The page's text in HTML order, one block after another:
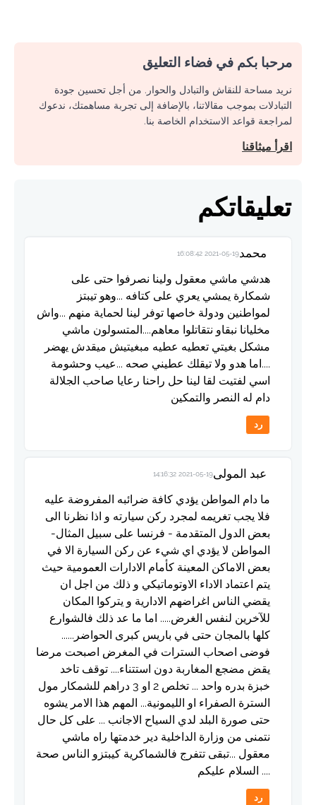
مرحبا بكم في فضاء التعليق
نريد مساحة للنقاش والتبادل والحوار. من أجل تحسين جودة
التبادلات بموجب مقالاتنا، بالإضافة إلى تجربة مساهمتك، ندعوك
لمراجعة قواعد الاستخدام الخاصة بنا.
اقرأ ميثاقنا
تعليقاتكم
محمد2021-05-19 16:08:42
هدشي ماشي معقول ولينا نصرفوا حتى على
شمكارة يمشي يعري على كتافه ...وهو تيبتز
لمواطنين ودولة خاصها توفر لينا لحماية منهم ...واش
مخليانا نبقاو نتقاتلوا معاهم....المتسولون ماشي
مشكل بغيتي تعطيه عطيه مبغيتيش ميقدش يهضر
....اما هدو ولا تيقلك عطيني صحه ...عيب وحشومة
اسي لفتيت لقا لينا حل راحنا رعايا صاحب الجلالة
دام له النصر والتمكين
رد
عبد المولى2021-05-19 14:16:32
ما دام المواطن يؤدي كافة ضرائبه المفروضة عليه
فلا يجب تغريمه لمجرد ركن سيارته و اذا نظرنا الى
بعض الدول المتقدمة - فرنسا على سبيل المثال-
المواطن لا يؤدي اي شيء عن ركن السيارة الا في
بعض الاماكن المعينة كأمام الادارات العمومية حيث
يتم اعتماد الاداء الاوتوماتيكي و ذلك من اجل ان
يقضي الناس اغراضهم الادارية و يتركوا المكان
للآخرين لنفس الغرض..... اما ما عد ذلك فالشوارع
كلها بالمجان حتى في باريس كبرى الحواضر......
فوضى اصحاب السترات في المغرض اصبحت مرضا
يقض مضجع المغاربة دون استتناء.... توقف تاخد
خبزة بدره واحد ... تخلص 2 او 3 دراهم للشمكار مول
السترة الصفراء او الليمونية... المهم هذا الامر يشوه
حتى صورة البلد لدي السياح الاجانب ... على كل حال
نتمنى من وزارة الداخلية دير خدمتها راه ماشي
معقول ...تبقى تتفرج فالشماكرية كيبتزو الناس صحة
.... السلام عليكم
رد